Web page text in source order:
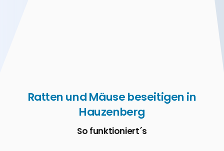
Ratten und Mäuse beseitigen in
Hauzenberg
So funktioniert´s